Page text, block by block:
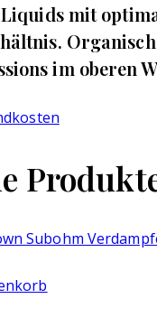
mit
im oberen